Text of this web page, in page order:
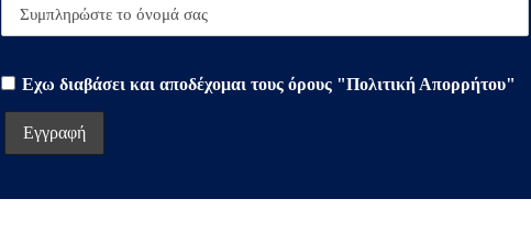
Εχω διαβάσει και αποδέχομαι τους όρους "Πολιτική Απορρήτου"